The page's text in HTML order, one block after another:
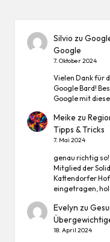
Silvio zu
Google
7. Oktober 2024
Vielen Dank für
Google Bard!
Google mit
Meike zu
Tipps & Tricks
7. Mai 2024
genau richtig so!
Mitglied der
Kattendorfer
eingetragen,
Evelyn zu
18. April 2024